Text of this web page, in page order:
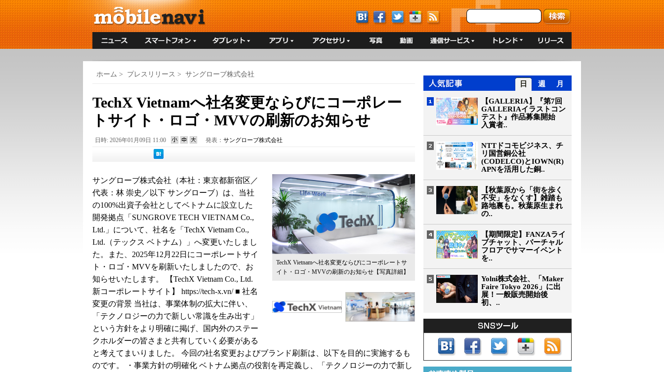
ホーム > プレスリリース > サングローブ株式会社
TechX Vietnamへ社名変更ならびにコーポレー
トサイト・ロゴ・MVVの刷新のお知らせ
日時: 2026年01月09日 11:00 発表： サングローブ株式会社
TechX Vietnamへ社名変更ならびにコーポレートサ
イト・ロゴ・MVVの刷新のお知らせ 【写真詳細】
サングローブ株式会社（本社：東京都新宿区／
代表：林 崇史／以下 サングローブ）は、当社
の100%出資子会社としてベトナムに設立した
開発拠点「SUNGROVE TECH VIETNAM Co.,
Ltd.」について、社名を「TechX Vietnam Co.,
Ltd.（テックス ベトナム）」へ変更いたしまし
た。また、2025年12月22日にコーポレートサイ
ト・ロゴ・MVVを刷新いたしましたので、お
知らせいたします。 【TechX Vietnam Co., Ltd.
新コーポレートサイト】 https://tech-x.vn/■ 社名
変更の背景 当社は、事業体制の拡大に伴い、
「テクノロジーの力で新しい常識を生み出す」
という方針をより明確に掲げ、国内外のステー
クホルダーの皆さまと共有していく必要がある
と考えてまいりました。 今回の社名変更およびブランド刷新は、以下を目的に実施するも
のです。 ・事業方針の明確化 ベトナム拠点の役割を再定義し、「テクノロジーの力で新し
日 週 月
【GALLERIA】『第7回
GALLERIAイラストコン
テスト』作品募集開始
入賞者..
NTTドコモビジネス、チ
リ国営銅公社
(CODELCO)とIOWN(R)
APNを活用した銅..
【秋葉原から「街を歩く
不安」をなくす】雑踏も
路地裏も。秋葉原生まれ
の..
【期間限定】FANZAライ
ブチャット、バーチャル
フロアでサマーイベント
を..
Yolni株式会社、「Maker
Faire Tokyo 2026」に出
展！一般販売開始後
初、..